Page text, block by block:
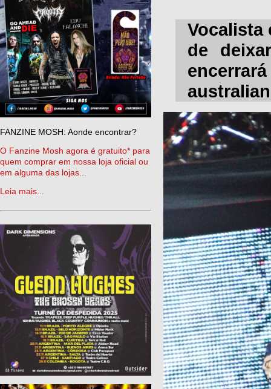
FANZINE MOSH: Aonde encontrar?
O Fanzine Mosh agora é gratuito* para
quem comprar em nossa loja oficial ou
em alguma das lojas...
Leia mais...
Vocalista
de